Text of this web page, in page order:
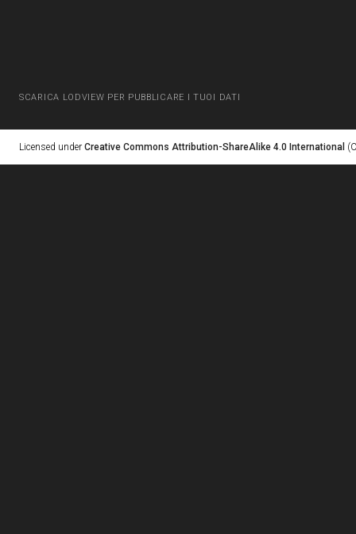
SCARICA LODVIEW PER PUBBLICARE I TUOI DATI
Licensed under Creative Commons Attribution-ShareAlike 4.0 International